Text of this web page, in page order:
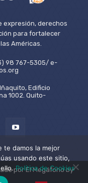
expresión, derechos
para fortalecer
Américas.
98 767-5305/ e-
Edificio
1002. Quito-
por El Megáfono by
te damos la mejor
usando este sitio,
ello.Política de Cookies